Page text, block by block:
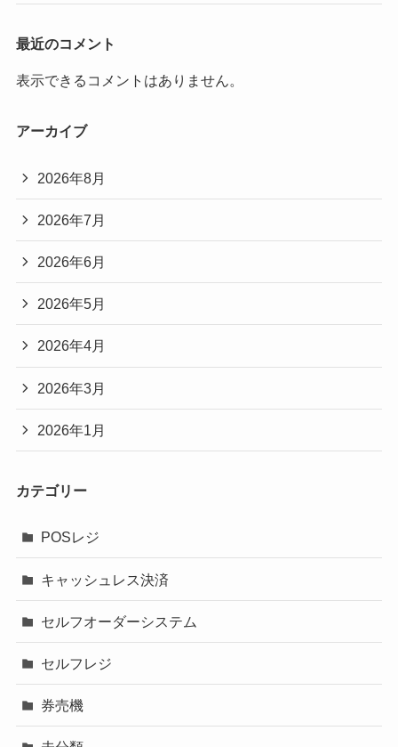
最近のコメント
表示できるコメントはありません。
アーカイブ
2026年8月
2026年7月
2026年6月
2026年5月
2026年4月
2026年3月
2026年1月
カテゴリー
POSレジ
キャッシュレス決済
セルフオーダーシステム
セルフレジ
券売機